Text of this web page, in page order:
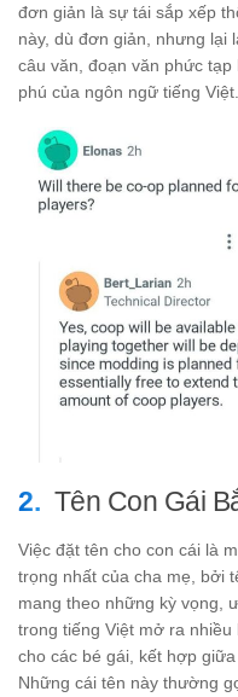
đơn giản là sự tái sắp xếp
này, dù đơn giản, nhưng lại
câu văn, đoạn văn phức
phú của ngôn ngữ tiếng Việt.
Tên Con Gái
Việc đặt tên cho con cái là
trọng nhất của cha mẹ, bởi
mang theo những kỳ vọng,
trong tiếng Việt mở ra
cho các bé gái, kết hợp
Những cái tên này thường